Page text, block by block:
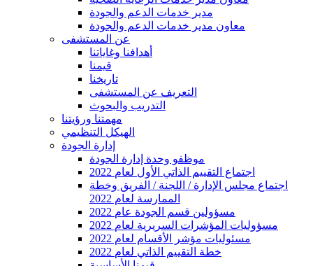
مدير خدمات الدعم والجودة
معاون مدير خدمات الدعم والجودة
عن المستشفى
أهدافنا وغاياتنا
قيمنا
تاريخنا
التعريف عن المستشفى
التدريب والبحوث
مهمتنا ورؤيتنا
الهيكل التنظيمي
إدارة الجودة
موظفو وحدة إدارة الجودة
2022 اجتماع التقييم الذاتي الأول لعام
اجتماع مجلس الإدارة / اللجنة / الفريق وخطة
الممارسة لعام 2022
2022 مسؤولين قسم الجودة عام
2022 مسؤوليات المؤشرات السريرية لعام
مسئوليات مؤشر الأقسام لعام 2022
2022 خطة التقييم الذاتي لعام